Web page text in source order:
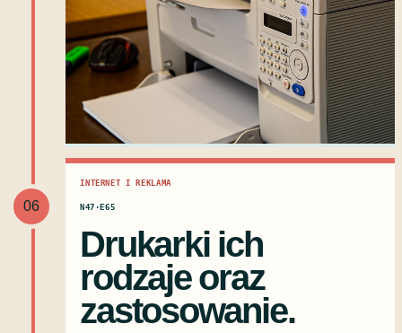
06
INTERNET I REKLAMA
N47·E65
Drukarki ich
rodzaje oraz
zastosowanie.